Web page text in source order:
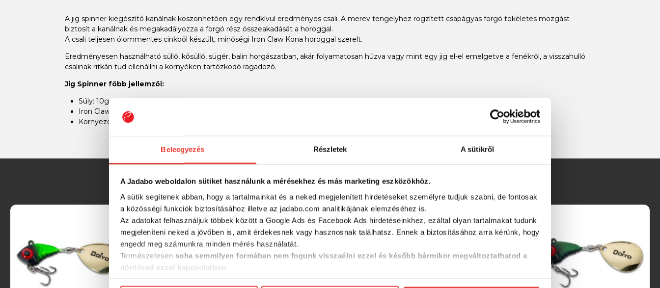
Beleegyezés Részletek A sütikről
A Jadabo weboldalon sütiket használunk a mérésekhez és más marketing eszközökhöz.
A sütik segítenek abban, hogy a tartalmainkat és a neked megjelenített hirdetéseket személyre tudjuk szabni, de fontosak
a közösségi funkciók biztosításához illetve az jadabo.com analitikájának elemzéséhez is.
Az adatokat felhasználjuk többek között a Google Ads és Facebook Ads hirdetéseinkhez, ezáltal olyan tartalmakat tudunk
megjeleníteni neked a jövőben is, amit érdekesnek vagy hasznosnak találhatsz. Ennek a biztosításához arra kérünk, hogy
engedd meg számunkra minden mérés használatát.
Természetesen soha semmilyen formában nem fogunk visszaélni ezzel és később bármikor megváltoztathatod a
döntésed ezzel kapcsolatban.
Előre is köszönjük!
A jig spinner kiegészítő kanálnak köszönhetően egy rendkívül eredményes csali. A merev tengelyhez rögzített csapágyas forgó tökéletes mozgást
biztosít a kanálnak és megakadályozza a forgó rész összeakadását a horoggal.
A csali teljesen ólommentes cinkből készült, minőségi Iron Claw Kona horoggal szerelt.
Eredményesen használható süllő, kősüllő, sügér, balin horgászatban, akár folyamatosan húzva vagy mint egy jig el-el emelgetve a fenékről, a visszahulló
csalinak ritkán tud ellenállni a környéken tartózkodó ragadozó.
Jig Spinner főbb jellemzői:
Súly: 10g
Iron Claw Kona horog
Környezetbarát cink alkatrészek
SZINTÉN KIVÁLÓAK